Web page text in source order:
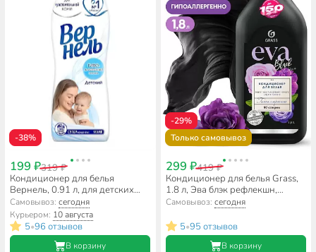
-38%
199 ₽319 ₽
Кондиционер для белья
Вернель, 0.91 л, для детских
вещей, Детский
Самовывоз:сегодня
Курьером: 10 августа
5•96 отзывов
В корзину
-29%
Только самовывоз
299 ₽419 ₽
Кондиционер для белья Grass,
1.8 л, Эва блэк рефлекшн,
концентрат
Самовывоз: сегодня
5•95 отзывов
В корзину